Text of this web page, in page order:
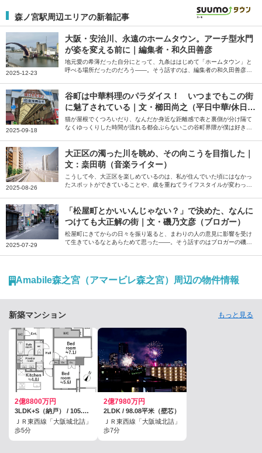
森ノ宮駅周辺エリアの新着記事
2025-12-23
大阪・安治川、永遠のホームタウン。アーチ型水門
が姿を変える前に｜編集者・和久田善彦
地元愛の希薄だった自分にとって、九条ははじめて「ホームタウン」と
呼べる場所だったのだろう――。そう話すのは、編集者の和久田善彦さ
2025-09-18
谷町は中華料理のパラダイス！ いつまでもこの街
に魅了されている｜文・櫛田尚之（平日中華/休日中
華 代表）
猫が屋根でくつろいだり、なんだか身近な距離感で表と裏側が分け隔て
なくゆっくりした時間が流れる都会ぶらないこの谷町界隈が僕は好きだ
いただきました。
2025-08-26
大正区の濁った川を眺め、その向こうを目指した｜
文：桒田萌（音楽ライター）
こうして今、大正区を楽しめているのは、私が住んでいた頃にはなかっ
たスポットができていることや、歳を重ねてライフスタイルが変わった
っていただきました。
2025-07-29
「松屋町とかいいんじゃない？」で決めた、なんに
つけても大正解の街｜文・磯乃文彦（ブロガー）
松屋町にきてからの日々を振り返ると、まわりの人の意見に影響を受け
て生きているなとあらためて思った――。そう話すのはブロガーの磯乃
Amabile森之宮（アマービレ森之宮）周辺の物件情報
新築マンション もっと見る
2億8800万円
3LDK+S（納戸） / 105.93平米（壁芯）
ＪＲ東西線「大阪城北詰」
歩5分
2億7980万円
2LDK / 98.08平米（壁芯）
ＪＲ東西線「大阪城北詰」
歩7分